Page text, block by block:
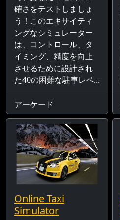
確さをテストしましょ
う！このエキサイティ
ングなシミュレーター
は、コントロール、タ
イミング、精度を向上
させるために設計され
た40の困難な駐車レベ...
アーケード
Online Taxi
Simulator